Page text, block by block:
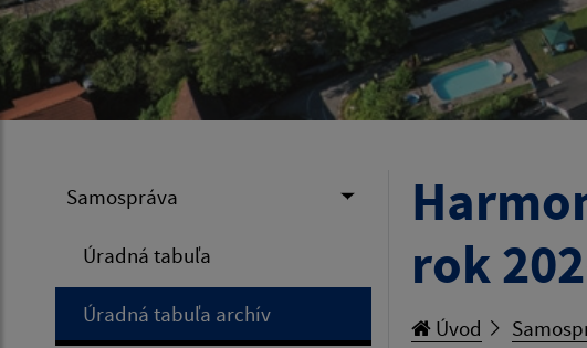
Samospráva
Úradná tabuľa
Úradná tabuľa archív
rok
Úvod